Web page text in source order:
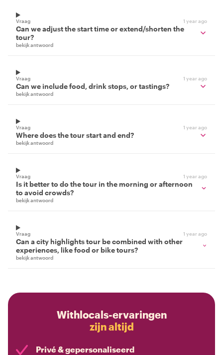
Vraag 1 year ago
Can we adjust the start time or extend/shorten the
tour?
bekijk antwoord
Vraag 1 year ago
Can we include food, drink stops, or tastings?
bekijk antwoord
Vraag 1 year ago
Where does the tour start and end?
bekijk antwoord
Vraag 1 year ago
Is it better to do the tour in the morning or afternoon
to avoid crowds?
bekijk antwoord
Vraag 1 year ago
Can a city highlights tour be combined with other
experiences, like food or bike tours?
bekijk antwoord
Withlocals-ervaringen
zijn altijd
Privé & gepersonaliseerd